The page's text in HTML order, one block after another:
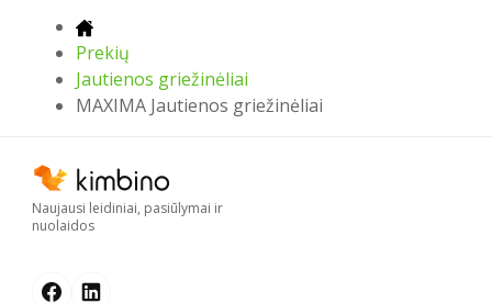
Prekių
Jautienos griežinėliai
MAXIMA Jautienos griežinėliai
Naujausi leidiniai, pasiūlymai ir
nuolaidos